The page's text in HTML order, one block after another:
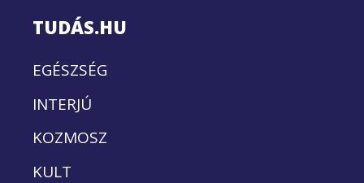
TUDÁS.HU
EGÉSZSÉG
INTERJÚ
KOZMOSZ
KULT